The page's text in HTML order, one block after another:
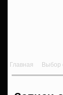
Главная Выбор